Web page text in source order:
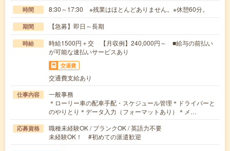
時間 8:30～17:30 ※残業はほとんどありません。※休憩60分。
期間 【急募】即日～長期
時給
時給1500円＋交 【月収例】240,000円～ ■給与の前払い
が可能な速払いサービスあり
交通費
交通費支給あり
仕事内容
一般事務
＊ローリー車の配車手配・スケジュール管理＊ドライバーと
のやりとり＊データ入力（フォーマットあり）＊メ…
応募資格
職種未経験OK / ブランクOK / 英語力不要
未経験OK！ #初めての派遣歓迎